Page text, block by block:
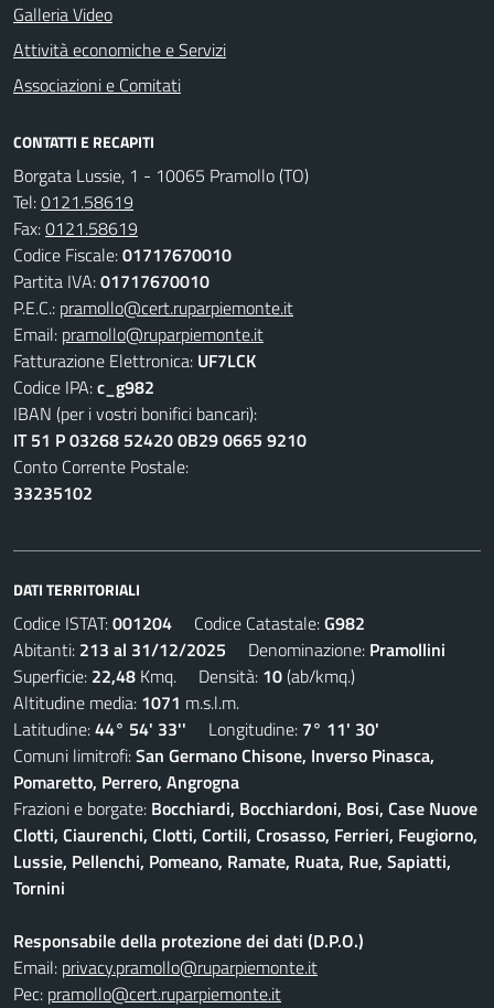
Galleria Video
Attività economiche e Servizi
Associazioni e Comitati
CONTATTI E RECAPITI
Borgata Lussie, 1 - 10065 Pramollo (TO)
Tel:0121.58619
Fax:0121.58619
Codice Fiscale:01717670010
Partita IVA:01717670010
P.E.C.: pramollo@cert.ruparpiemonte.it
Email: pramollo@ruparpiemonte.it
Fatturazione Elettronica: UF7LCK
Codice IPA:c_g982
IBAN (per i vostri bonifici bancari):
IT 51 P 03268 52420 0B29 0665 9210
Conto Corrente Postale:
33235102
DATI TERRITORIALI
Codice ISTAT:001204 Codice Catastale:G982
Abitanti: 213 al 31/12/2025 Denominazione: Pramollini
Superficie: 22,48 Kmq. Densità: 10(ab/kmq.)
Altitudine media: 1071 m.s.l.m.
Latitudine:44° 54' 33'' Longitudine: 7° 11' 30'
Comuni limitrofi:San Germano Chisone, Inverso Pinasca,
Pomaretto, Perrero, Angrogna
Frazioni e borgate: Bocchiardi, Bocchiardoni, Bosi, Case Nuove
Clotti, Ciaurenchi, Clotti, Cortili, Crosasso, Ferrieri, Feugiorno,
Lussie, Pellenchi, Pomeano, Ramate, Ruata, Rue, Sapiatti,
Tornini
Responsabile della protezione dei dati (D.P.O.)
Email: privacy.pramollo@ruparpiemonte.it
Pec: pramollo@cert.ruparpiemonte.it